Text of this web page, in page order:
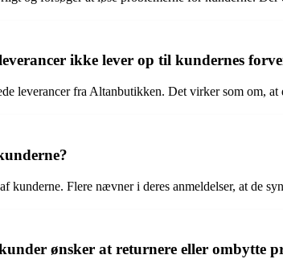
ikke lever op til kundernes
leverancer fra Altanbutikken. Det virker som om,
kunderne. Flere nævner i deres anmeldelser, at de
ønsker at returnere eller ombytte